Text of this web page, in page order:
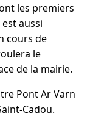
les premiers
aussi
cours de
le
de la mairie.
Pont Ar Varn
Cadou.